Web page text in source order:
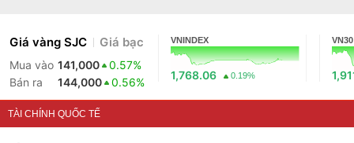
Giá vàng SJC Giá bạc
Mua vào 141,000
0.57%
Bán ra
144,000 0.56%
VNINDEX
1,768.06 0.19%
VN30
TÀI CHÍNH QUỐC TẾ